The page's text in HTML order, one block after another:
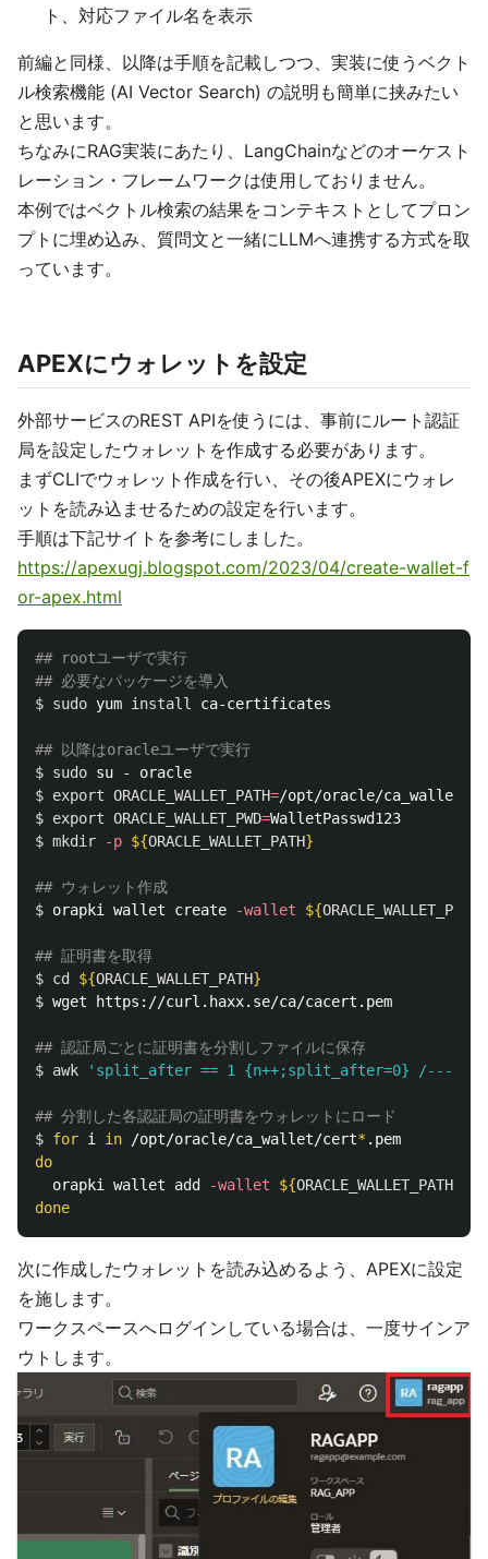
ト、対応ファイル名を表示
前編と同様、以降は手順を記載しつつ、実装に使うベクト
ル検索機能 (AI Vector Search) の説明も簡単に挟みたい
と思います。
ちなみにRAG実装にあたり、LangChainなどのオーケスト
レーション・フレームワークは使用しておりません。
本例ではベクトル検索の結果をコンテキストとしてプロン
プトに埋め込み、質問文と一緒にLLMへ連携する方式を取
っています。
APEXにウォレットを設定
外部サービスのREST APIを使うには、事前にルート認証
局を設定したウォレットを作成する必要があります。
まずCLIでウォレット作成を行い、その後APEXにウォレ
ットを読み込ませるための設定を行います。
手順は下記サイトを参考にしました。
https://apexugj.blogspot.com/2023/04/create-wallet-f
or-apex.html
## rootユーザで実行
## 必要なパッケージを導入
$ sudo yum install ca-certificates
## 以降はoracleユーザで実行
$ sudo
$ export ORACLE_WALLET_PATH=
$ export ORACLE_WALLET_PWD=
$ mkdir -p ${ORACLE_WALLET_PATH}
## ウォレット作成
$ orapki wallet create -wallet ${ORACLE_WALLET_PATH
## 証明書を取得
$ cd ${ORACLE_WALLET_PATH}
$ wget https://curl.haxx.se/ca/cacert.pem
## 認証局ごとに証明書を分割しファイルに保存
$ awk 'split_after == 1 {n++;split_after=0} /-----
## 分割した各認証局の証明書をウォレットにロード
$ for i in /opt/oracle/ca_wallet/cert*
do
orapki wallet add
-wallet ${ORACLE_WALLET_PATH
done
次に作成したウォレットを読み込めるよう、APEXに設定
を施します。
ワークスペースへログインしている場合は、一度サインア
ウトします。